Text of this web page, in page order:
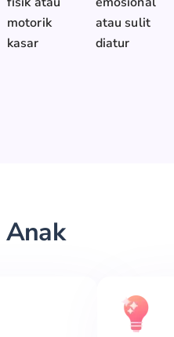
motorik
kasar
atau sulit
diatur
Anak